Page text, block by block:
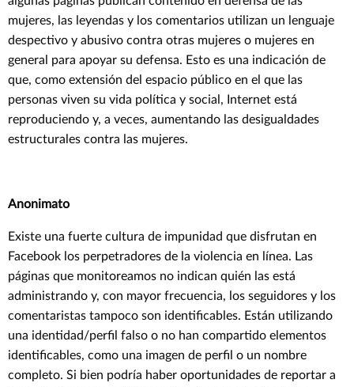
mujeres, las leyendas y los comentarios utilizan un lenguaje
despectivo y abusivo contra otras mujeres o mujeres en
general para apoyar su defensa. Esto es una indicación de
que, como extensión del espacio público en el que las
personas viven su vida política y social, Internet está
reproduciendo y, a veces, aumentando las desigualdades
estructurales contra las mujeres.
Anonimato
Existe una fuerte cultura de impunidad que disfrutan en
Facebook los perpetradores de la violencia en línea. Las
páginas que monitoreamos no indican quién las está
administrando y, con mayor frecuencia, los seguidores y los
comentaristas tampoco son identificables. Están utilizando
una identidad/perfil falso o no han compartido elementos
identificables, como una imagen de perfil o un nombre
completo. Si bien podría haber oportunidades de reportar a